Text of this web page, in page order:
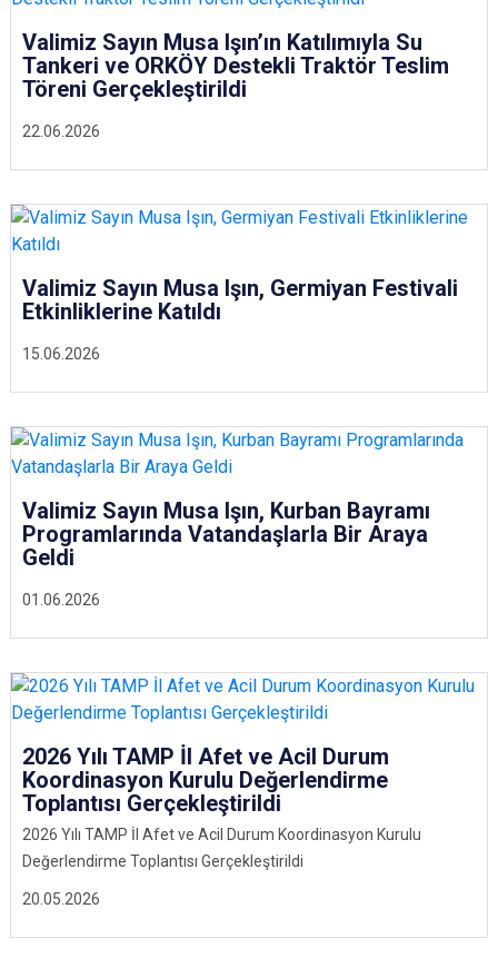
22.06.2026
Valimiz Sayın Musa Işın’ın Katılımıyla Su
Tankeri ve ORKÖY Destekli Traktör Teslim
Töreni Gerçekleştirildi
15.06.2026
Valimiz Sayın Musa Işın, Germiyan Festivali
Etkinliklerine Katıldı
01.06.2026
Valimiz Sayın Musa Işın, Kurban Bayramı
Programlarında Vatandaşlarla Bir Araya
Geldi
20.05.2026
2026 Yılı TAMP İl Afet ve Acil Durum
Koordinasyon Kurulu Değerlendirme
Toplantısı Gerçekleştirildi
2026 Yılı TAMP İl Afet ve Acil Durum Koordinasyon Kurulu
Değerlendirme Toplantısı Gerçekleştirildi